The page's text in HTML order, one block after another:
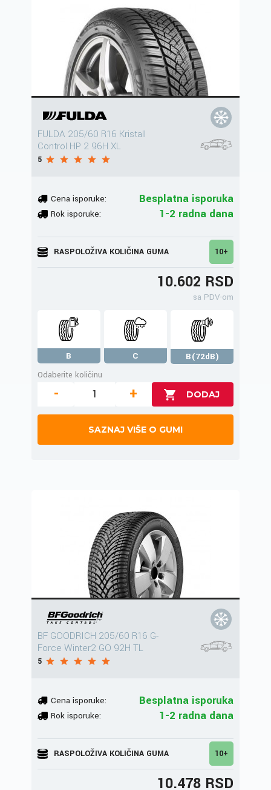
FULDA 205/60 R16 Kristall
Control HP 2 96H XL
5
Cena isporuke: Besplatna isporuka
Rok isporuke: 1-2 radna dana
RASPOLOŽIVA KOLIČINA GUMA 10+
10.602 RSD
sa PDV-om
B C
B(72dB)
Odaberite količinu
- +
SAZNAJ VIŠE O GUMI
BF GOODRICH 205/60 R16 G-
Force Winter2 GO 92H TL
5
Cena isporuke: Besplatna isporuka
Rok isporuke: 1-2 radna dana
RASPOLOŽIVA KOLIČINA GUMA 10+
10.478 RSD